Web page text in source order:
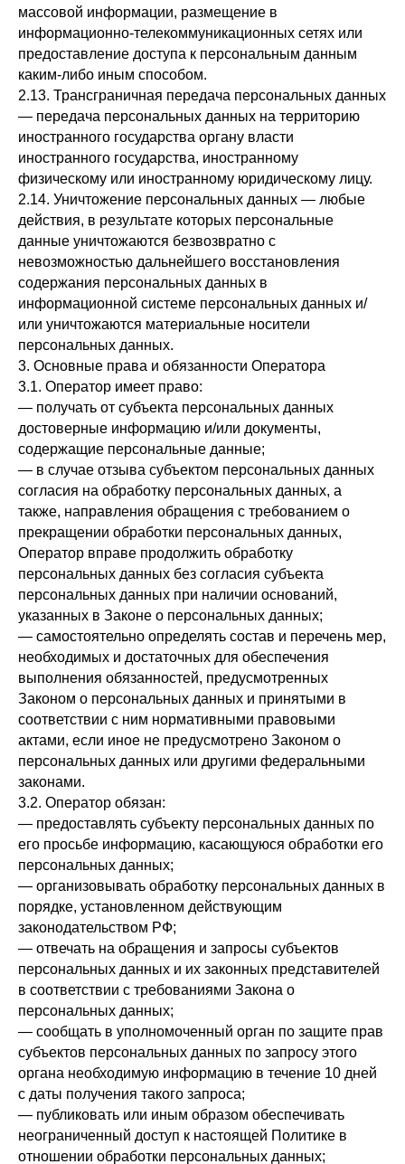
массовой информации, размещение в
информационно-телекоммуникационных сетях или
предоставление доступа к персональным данным
каким-либо иным способом.
2.13. Трансграничная передача персональных данных
— передача персональных данных на территорию
иностранного государства органу власти
иностранного государства, иностранному
физическому или иностранному юридическому лицу.
2.14. Уничтожение персональных данных — любые
действия, в результате которых персональные
данные уничтожаются безвозвратно с
невозможностью дальнейшего восстановления
содержания персональных данных в
информационной системе персональных данных и/
или уничтожаются материальные носители
персональных данных.
3. Основные права и обязанности Оператора
3.1. Оператор имеет право:
— получать от субъекта персональных данных
достоверные информацию и/или документы,
содержащие персональные данные;
— в случае отзыва субъектом персональных данных
согласия на обработку персональных данных, а
также, направления обращения с требованием о
прекращении обработки персональных данных,
Оператор вправе продолжить обработку
персональных данных без согласия субъекта
персональных данных при наличии оснований,
указанных в Законе о персональных данных;
— самостоятельно определять состав и перечень мер,
необходимых и достаточных для обеспечения
выполнения обязанностей, предусмотренных
Законом о персональных данных и принятыми в
соответствии с ним нормативными правовыми
актами, если иное не предусмотрено Законом о
персональных данных или другими федеральными
законами.
3.2. Оператор обязан:
— предоставлять субъекту персональных данных по
его просьбе информацию, касающуюся обработки его
персональных данных;
— организовывать обработку персональных данных в
порядке, установленном действующим
законодательством РФ;
— отвечать на обращения и запросы субъектов
персональных данных и их законных представителей
в соответствии с требованиями Закона о
персональных данных;
— сообщать в уполномоченный орган по защите прав
субъектов персональных данных по запросу этого
органа необходимую информацию в течение 10 дней
с даты получения такого запроса;
— публиковать или иным образом обеспечивать
неограниченный доступ к настоящей Политике в
отношении обработки персональных данных;